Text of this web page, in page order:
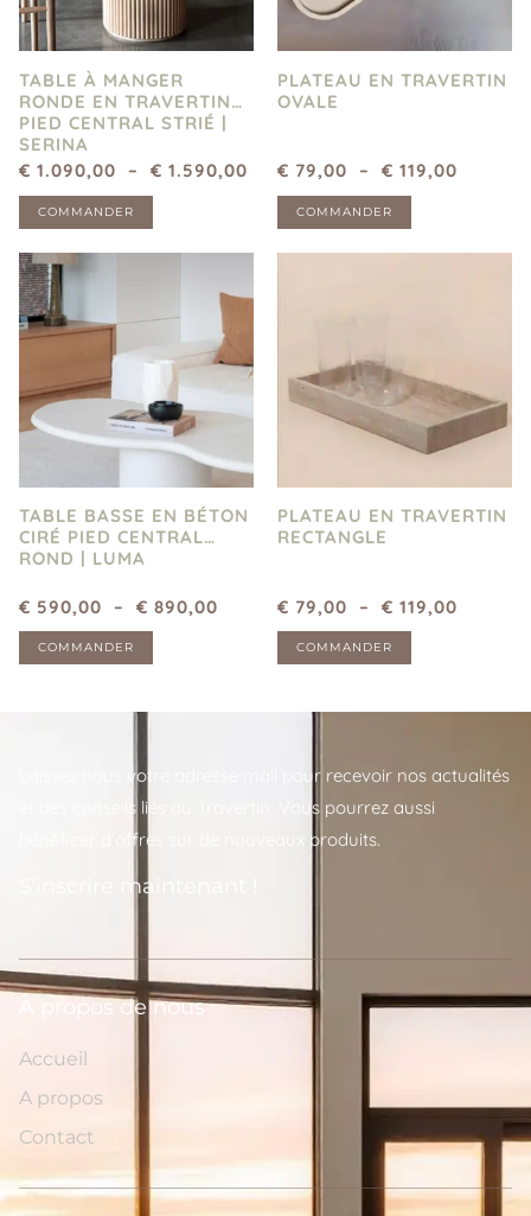
TABLE À MANGER
RONDE EN TRAVERTIN
PIED CENTRAL STRIÉ |
SERINA
€ 1.090,00 – € 1.590,00
COMMANDER
PLATEAU EN TRAVERTIN
OVALE
€ 79,00 – € 119,00
COMMANDER
TABLE BASSE EN BÉTON
CIRÉ PIED CENTRAL
ROND | LUMA
€ 590,00 – € 890,00
COMMANDER
PLATEAU EN TRAVERTIN
RECTANGLE
€ 79,00 – € 119,00
COMMANDER
Laissez nous votre adresse mail pour recevoir nos actualités
et des conseils liés au Travertin. Vous pourrez aussi
bénéficer d'offres sur de nouveaux produits.
S'inscrire maintenant !
A propos de nous
Accueil
A propos
Contact